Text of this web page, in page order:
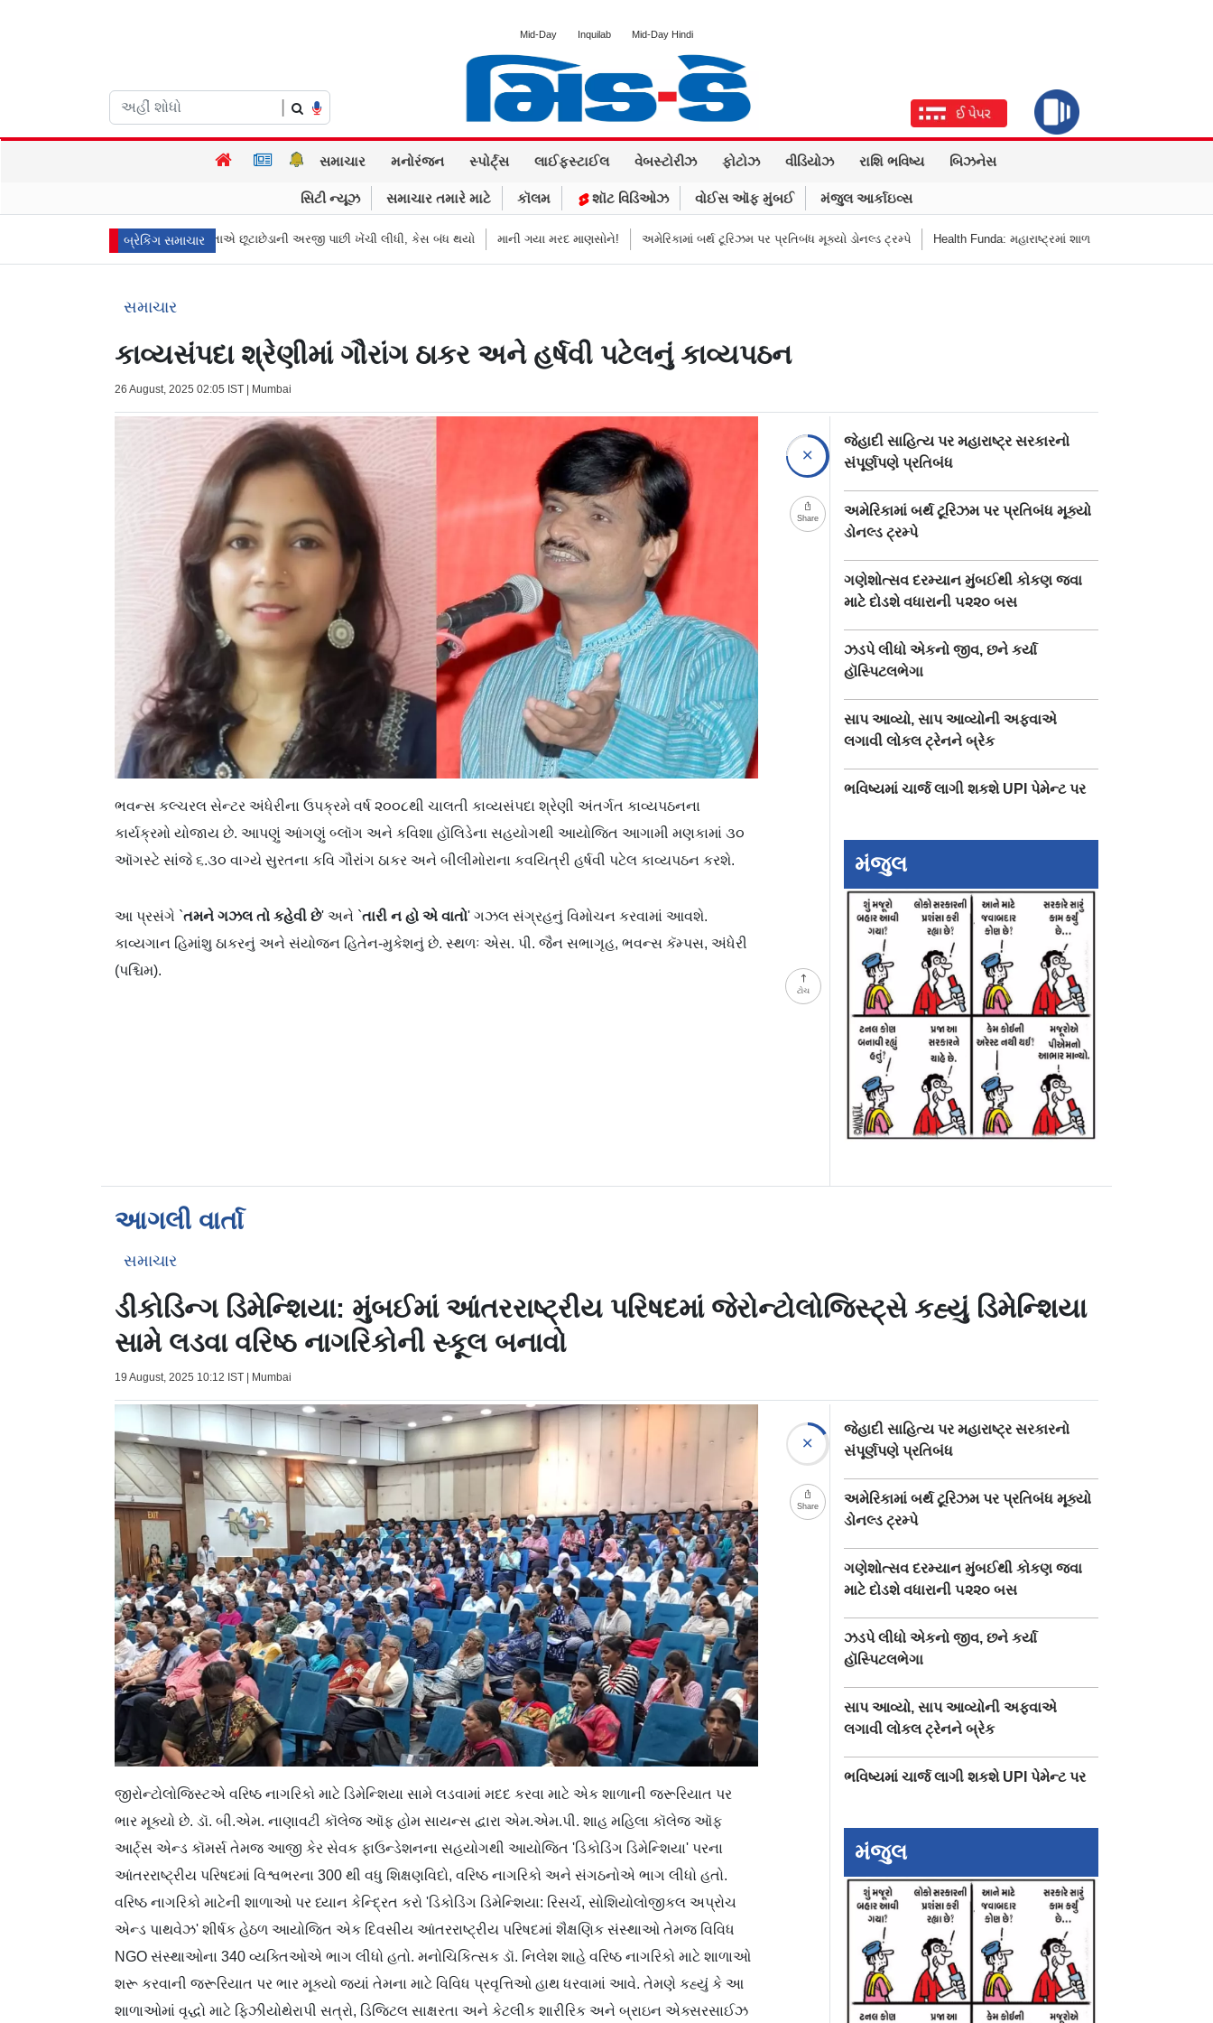
Mid-Day Inquilab Mid-Day Hindi
સમાચાર મનોરંજન સ્પોર્ટ્સ લાઈફસ્ટાઈલ વેબસ્ટોરીઝ ફોટોઝ વીડિયોઝ રાશિ ભવિષ્ય બિઝનેસ
સિટી ન્યૂઝ સમાચાર તમારે માટે કૉલમ શૉટ વિડિઓઝ વોઈસ ઑફ મુંબઈ મંજુલ આર્કાઇવ્સ
બ્રેકિંગ સમાચાર
મુખ્ય પ્રધાન વિજયની પત્ની સંગીતાએ છૂટાછેડાની અરજી પાછી ખેંચી લીધી, કેસ બંધ થયો માની ગયા મરદ માણસોને! અમેરિકામાં બર્થ ટૂરિઝમ પર પ્રતિબંધ મૂક્યો ડોનલ્ડ ટ્રમ્પે Health Funda: મહારાષ્ટ્રમાં શાળાની બહાર જંક ફૂડ બૅન!
સમાચાર
કાવ્યસંપદા શ્રેણીમાં ગૌરાંગ ઠાકર અને હર્ષવી પટેલનું કાવ્યપઠન
26 August, 2025 02:05 IST | Mumbai
ટોચ
ભવન્સ કલ્ચરલ સેન્ટર અંધેરીના ઉપક્રમે વર્ષ ૨૦૦૮થી ચાલતી કાવ્યસંપદા શ્રેણી અંતર્ગત કાવ્યપઠનના
કાર્યક્રમો યોજાય છે. આપણું આંગણું બ્લૉગ અને કવિશા હૉલિડેના સહયોગથી આયોજિત આગામી મણકામાં ૩૦
ઑગસ્ટે સાંજે ૬.૩૦ વાગ્યે સુરતના કવિ ગૌરાંગ ઠાકર અને બીલીમોરાના કવયિત્રી હર્ષવી પટેલ કાવ્યપઠન કરશે.
આ પ્રસંગે `તમને ગઝલ તો કહેવી છે' અને `તારી ન હો એ વાતો' ગઝલ સંગ્રહનું વિમોચન કરવામાં આવશે.
કાવ્યગાન હિમાંશુ ઠાકરનું અને સંયોજન હિતેન-મુકેશનું છે. સ્થળઃ એસ. પી. જૈન સભાગૃહ, ભવન્સ કૅમ્પસ, અંધેરી
(પશ્ચિમ).
Share
જેહાદી સાહિત્ય પર મહારાષ્ટ્ર સરકારનો
સંપૂર્ણપણે પ્રતિબંધ
અમેરિકામાં બર્થ ટૂરિઝમ પર પ્રતિબંધ મૂક્યો
ડોનલ્ડ ટ્રમ્પે
ગણેશોત્સવ દરમ્યાન મુંબઈથી કોકણ જવા
માટે દોડશે વધારાની ૫૨૨૦ બસ
ઝડપે લીધો એકનો જીવ, છને કર્યા
હૉસ્પિટલભેગા
સાપ આવ્યો, સાપ આવ્યોની અફવાએ
લગાવી લોકલ ટ્રેનને બ્રેક
ભવિષ્યમાં ચાર્જ લાગી શકશે UPI પેમેન્ટ પર
મંજુલ
આગલી વાર્તા
સમાચાર
ડીકોડિન્ગ ડિમેન્શિયા: મુંબઈમાં આંતરરાષ્ટ્રીય પરિષદમાં જેરોન્ટોલોજિસ્ટ્સે કહ્યું ડિમેન્શિયા
સામે લડવા વરિષ્ઠ નાગરિકોની સ્કૂલ બનાવો
19 August, 2025 10:12 IST | Mumbai
જીરોન્ટોલોજિસ્ટએ વરિષ્ઠ નાગરિકો માટે ડિમેન્શિયા સામે લડવામાં મદદ કરવા માટે એક શાળાની જરૂરિયાત પર
ભાર મૂક્યો છે. ડૉ. બી.એમ. નાણાવટી કૉલેજ ઑફ હોમ સાયન્સ દ્વારા એમ.એમ.પી. શાહ મહિલા કૉલેજ ઑફ
આર્ટ્સ એન્ડ કૉમર્સ તેમજ આજી કેર સેવક ફાઉન્ડેશનના સહયોગથી આયોજિત 'ડિકોડિંગ ડિમેન્શિયા' પરના
આંતરરાષ્ટ્રીય પરિષદમાં વિશ્વભરના 300 થી વધુ શિક્ષણવિદો, વરિષ્ઠ નાગરિકો અને સંગઠનોએ ભાગ લીધો હતો.
વરિષ્ઠ નાગરિકો માટેની શાળાઓ પર ધ્યાન કેન્દ્રિત કરો 'ડિકોડિંગ ડિમેન્શિયા: રિસર્ચ, સોશિયોલોજીકલ અપ્રોચ
એન્ડ પાથવેઝ' શીર્ષક હેઠળ આયોજિત એક દિવસીય આંતરરાષ્ટ્રીય પરિષદમાં શૈક્ષણિક સંસ્થાઓ તેમજ વિવિધ
NGO સંસ્થાઓના 340 વ્યક્તિઓએ ભાગ લીધો હતો. મનોચિકિત્સક ડૉ. નિલેશ શાહે વરિષ્ઠ નાગરિકો માટે શાળાઓ
શરૂ કરવાની જરૂરિયાત પર ભાર મૂક્યો જ્યાં તેમના માટે વિવિધ પ્રવૃત્તિઓ હાથ ધરવામાં આવે. તેમણે કહ્યું કે આ
શાળાઓમાં વૃદ્ધો માટે ફિઝીયોથેરાપી સત્રો, ડિજિટલ સાક્ષરતા અને કેટલીક શારીરિક અને બ્રાઇન એક્સરસાઈઝ
Share
જેહાદી સાહિત્ય પર મહારાષ્ટ્ર સરકારનો
સંપૂર્ણપણે પ્રતિબંધ
અમેરિકામાં બર્થ ટૂરિઝમ પર પ્રતિબંધ મૂક્યો
ડોનલ્ડ ટ્રમ્પે
ગણેશોત્સવ દરમ્યાન મુંબઈથી કોકણ જવા
માટે દોડશે વધારાની ૫૨૨૦ બસ
ઝડપે લીધો એકનો જીવ, છને કર્યા
હૉસ્પિટલભેગા
સાપ આવ્યો, સાપ આવ્યોની અફવાએ
લગાવી લોકલ ટ્રેનને બ્રેક
ભવિષ્યમાં ચાર્જ લાગી શકશે UPI પેમેન્ટ પર
મંજુલ